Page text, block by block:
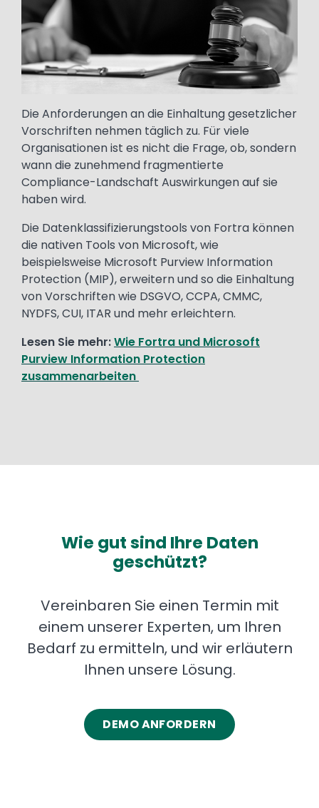
Die Anforderungen an die Einhaltung gesetzlicher
Vorschriften nehmen täglich zu. Für viele
Organisationen ist es nicht die Frage, ob, sondern
wann die zunehmend fragmentierte
Compliance-Landschaft Auswirkungen auf sie
haben wird.
Die Datenklassifizierungstools von Fortra können
die nativen Tools von Microsoft, wie
beispielsweise Microsoft Purview Information
Protection (MIP), erweitern und so die Einhaltung
von Vorschriften wie DSGVO, CCPA, CMMC,
NYDFS, CUI, ITAR und mehr erleichtern.
Lesen Sie mehr:Wie Fortra und Microsoft
Purview Information Protection
zusammenarbeiten
Wie gut sind Ihre Daten
geschützt?
Vereinbaren Sie einen Termin mit
einem unserer Experten, um Ihren
Bedarf zu ermitteln, und wir erläutern
Ihnen unsere Lösung.
DEMO ANFORDERN